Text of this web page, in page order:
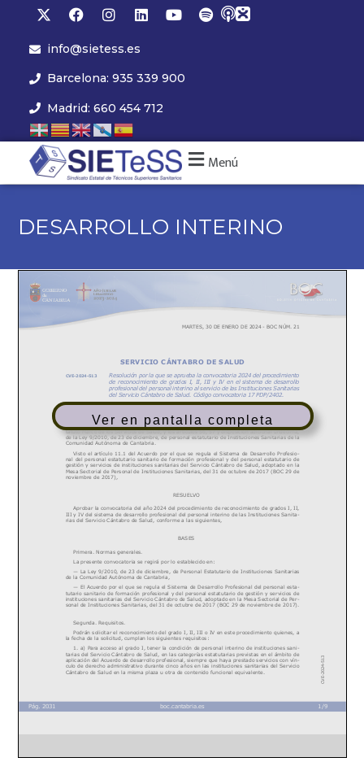
info@sietess.es
Barcelona: 935 339 900
Madrid: 660 454 712
Menú
DESARROLLO INTERINO
Ver en pantalla completa